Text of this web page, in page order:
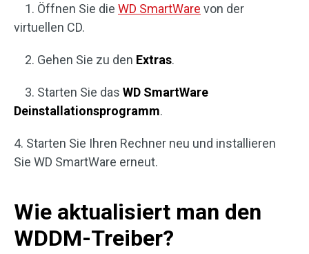
1. Öffnen Sie die WD SmartWare von der
virtuellen CD.
2. Gehen Sie zu den Extras.
3. Starten Sie das WD SmartWare
Deinstallationsprogramm.
4. Starten Sie Ihren Rechner neu und installieren
Sie WD SmartWare erneut.
Wie aktualisiert man den
WDDM-Treiber?